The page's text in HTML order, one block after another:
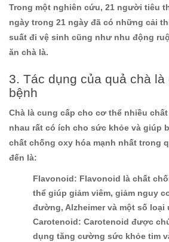
Trong một nghiên cứu, 21 người tiêu
ngày trong 21 ngày đã có những cải
suất đi vệ sinh cũng như nhu động
ăn chà là.
3. Tác dụng của quả chà là
bệnh
Chà là cung cấp cho cơ thể nhiều
nhau rất có ích cho sức khỏe và giúp
chất chống oxy hóa mạnh nhất trong
đến là:
Flavonoid: Flavonoid là chất
thể giúp giảm viêm, giảm nguy
đường, Alzheimer và một số loại
Carotenoid: Carotenoid được
dụng tăng cường sức khỏe tim